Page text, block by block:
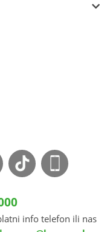
info telefon ili nas